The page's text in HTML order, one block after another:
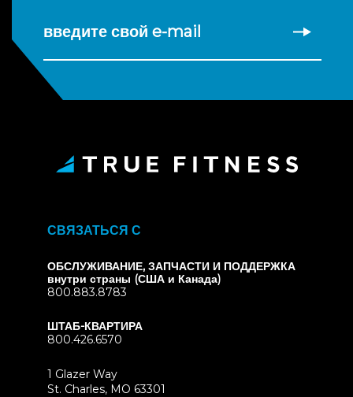
введите свой e-mail
СВЯЗАТЬСЯ С
ОБСЛУЖИВАНИЕ, ЗАПЧАСТИ И ПОДДЕРЖКА
внутри страны (США и Канада)
800.883.8783
ШТАБ-КВАРТИРА
800.426.6570
1 Glazer Way
St. Charles, MO 63301